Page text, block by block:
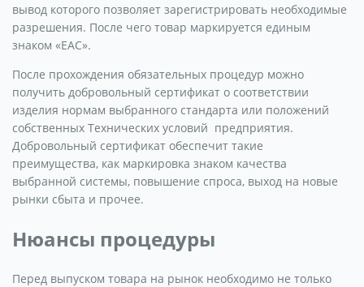
вывод которого позволяет зарегистрировать необходимые
разрешения. После чего товар маркируется единым
знаком «ЕАС».
После прохождения обязательных процедур можно
получить добровольный сертификат о соответствии
изделия нормам выбранного стандарта или положений
собственных Технических условий предприятия.
Добровольный сертификат обеспечит такие
преимущества, как маркировка знаком качества
выбранной системы, повышение спроса, выход на новые
рынки сбыта и прочее.
Нюансы процедуры
Перед выпуском товара на рынок необходимо не только